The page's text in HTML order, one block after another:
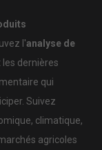
l'analyse de
dernières
qui
Suivez
climatique,
agricoles